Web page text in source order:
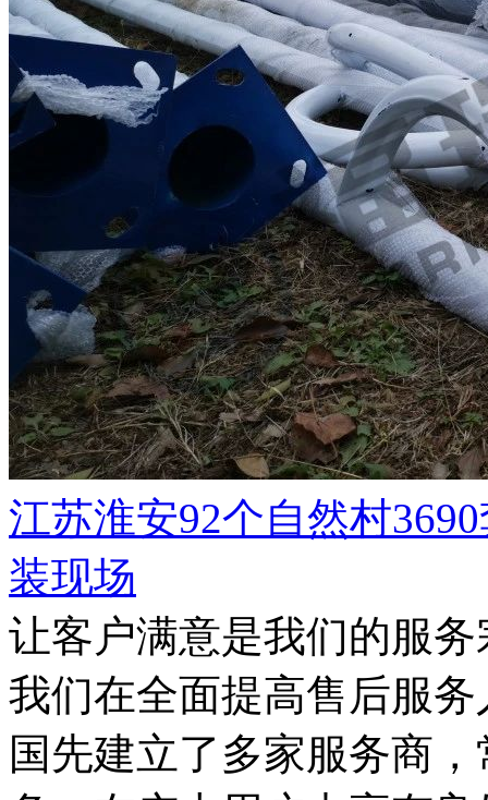
江苏淮安92个自然村
装现场
让客户满意是我们的服务
我们在全面提高售后服
国先建立了多家服务商